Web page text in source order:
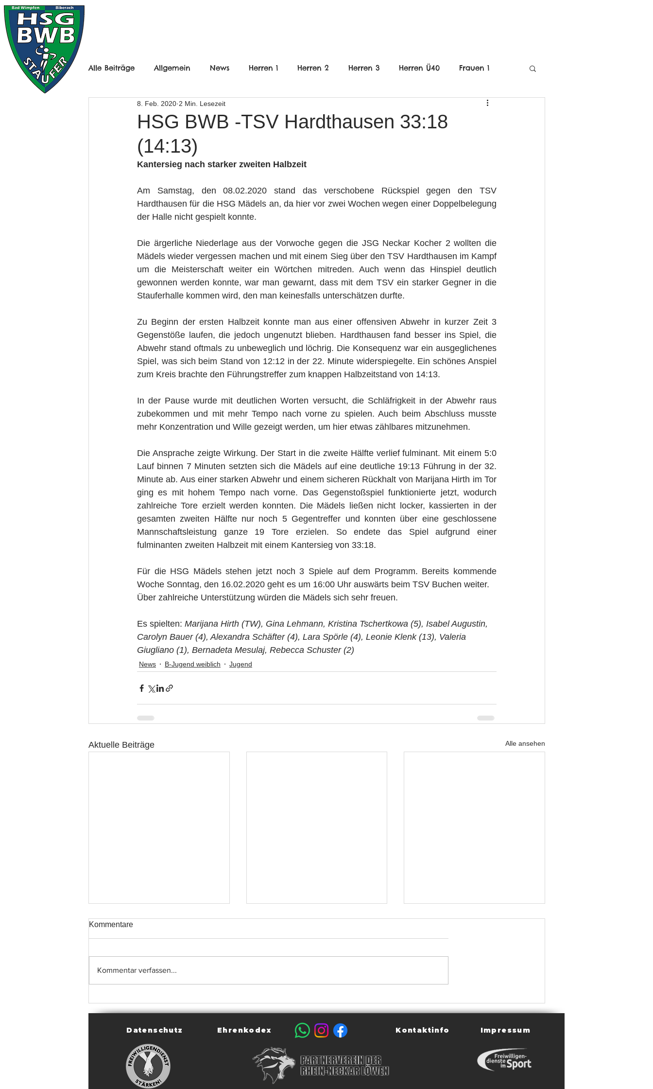
Alle Beiträge Allgemein News Herren 1 Herren 2 Herren 3 Herren Ü40 Frauen 1
Frauen Ü30 B-Jugend männlich C-Jugend Weiblich
D-Jugend Männlich
HSG BWB -TSV Hardthausen 33:18
(14:13)
8. Feb. 2020 2 Min. Lesezeit
Kantersieg nach starker zweiten Halbzeit
Am Samstag, den 08.02.2020 stand das verschobene Rückspiel gegen den TSV
Hardthausen für die HSG Mädels an, da hier vor zwei Wochen wegen einer Doppelbelegung
der Halle nicht gespielt konnte.
Die ärgerliche Niederlage aus der Vorwoche gegen die JSG Neckar Kocher 2 wollten die
Mädels wieder vergessen machen und mit einem Sieg über den TSV Hardthausen im Kampf
um die Meisterschaft weiter ein Wörtchen mitreden. Auch wenn das Hinspiel deutlich
gewonnen werden konnte, war man gewarnt, dass mit dem TSV ein starker Gegner in die
Stauferhalle kommen wird, den man keinesfalls unterschätzen durfte.
Zu Beginn der ersten Halbzeit konnte man aus einer offensiven Abwehr in kurzer Zeit 3
Gegenstöße laufen, die jedoch ungenutzt blieben. Hardthausen fand besser ins Spiel, die
Abwehr stand oftmals zu unbeweglich und löchrig. Die Konsequenz war ein ausgeglichenes
Spiel, was sich beim Stand von 12:12 in der 22. Minute widerspiegelte. Ein schönes Anspiel
zum Kreis brachte den Führungstreffer zum knappen Halbzeitstand von 14:13.
In der Pause wurde mit deutlichen Worten versucht, die Schläfrigkeit in der Abwehr raus
zubekommen und mit mehr Tempo nach vorne zu spielen. Auch beim Abschluss musste
mehr Konzentration und Wille gezeigt werden, um hier etwas zählbares mitzunehmen.
Die Ansprache zeigte Wirkung. Der Start in die zweite Hälfte verlief fulminant. Mit einem 5:0
Lauf binnen 7 Minuten setzten sich die Mädels auf eine deutliche 19:13 Führung in der 32.
Minute ab. Aus einer starken Abwehr und einem sicheren Rückhalt von Marijana Hirth im Tor
ging es mit hohem Tempo nach vorne. Das Gegenstoßspiel funktionierte jetzt, wodurch
zahlreiche Tore erzielt werden konnten. Die Mädels ließen nicht locker, kassierten in der
gesamten zweiten Hälfte nur noch 5 Gegentreffer und konnten über eine geschlossene
Mannschaftsleistung ganze 19 Tore erzielen. So endete das Spiel aufgrund einer
fulminanten zweiten Halbzeit mit einem Kantersieg von 33:18.
Für die HSG Mädels stehen jetzt noch 3 Spiele auf dem Programm. Bereits kommende
Woche Sonntag, den 16.02.2020 geht es um 16:00 Uhr auswärts beim TSV Buchen weiter.
Über zahlreiche Unterstützung würden die Mädels sich sehr freuen.
Es spielten: Marijana Hirth (TW), Gina Lehmann, Kristina Tschertkowa (5), Isabel Augustin,
Carolyn Bauer (4), Alexandra Schäfter (4), Lara Spörle (4), Leonie Klenk (13), Valeria
Giugliano (1), Bernadeta Mesulaj, Rebecca Schuster (2)
News B-Jugend weiblich Jugend
Aktuelle Beiträge Alle ansehen
Begegnungen des
(25.–26. Januar 2025)
E-Jugend
Kommentare
Kommentar verfassen...
Datenschutz Ehrenkodex Kontaktinfo Impressum